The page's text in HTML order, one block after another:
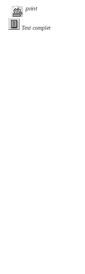
print
Text complet